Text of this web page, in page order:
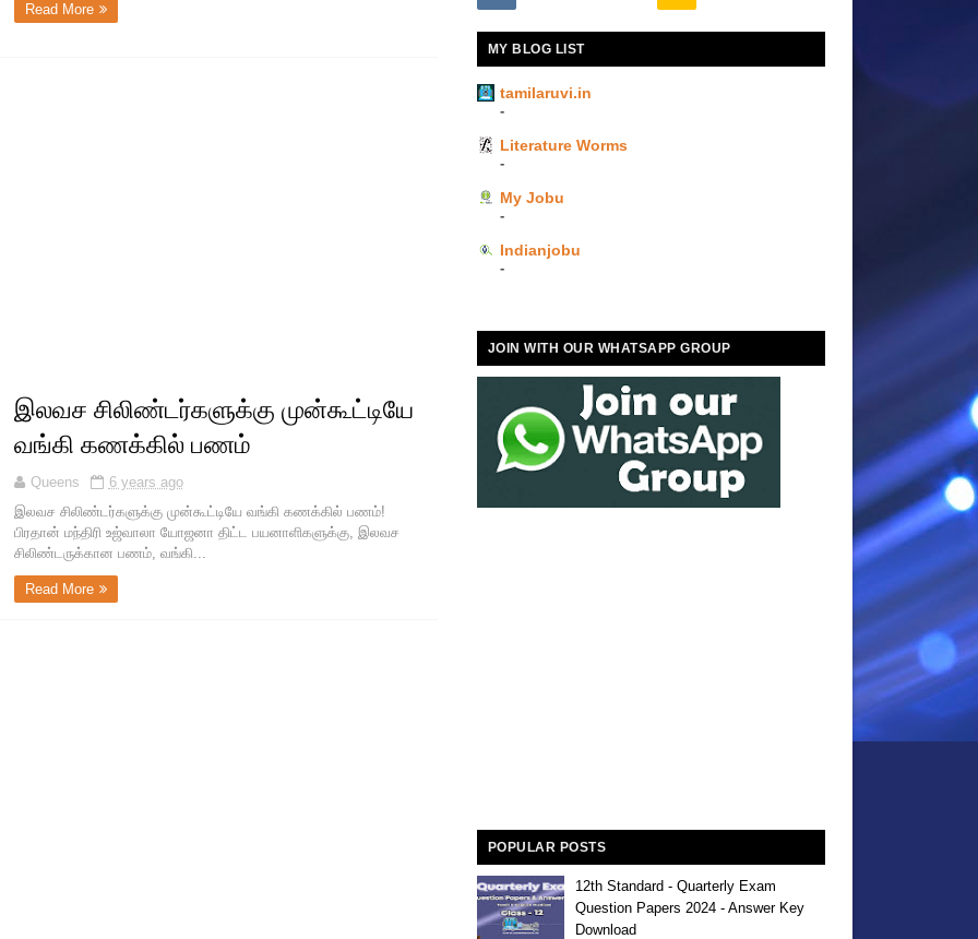
Read More
இலவச சிலிண்டர்களுக்கு முன்கூட்டியே
வங்கி கணக்கில் பணம்
Queens
6 years ago
இலவச சிலிண்டர்களுக்கு முன்கூட்டியே வங்கி கணக்கில் பணம்!
பிரதான் மந்திரி உஜ்வாலா யோஜனா திட்ட பயனாளிகளுக்கு, இலவச
சிலிண்டருக்கான பணம், வங்கி...
Read More
MY BLOG LIST
tamilaruvi.in
-
Literature Worms
-
My Jobu
-
Indianjobu
-
JOIN WITH OUR WHATSAPP GROUP
POPULAR POSTS
12th Standard - Quarterly Exam
Question Papers 2024 - Answer Key
Download